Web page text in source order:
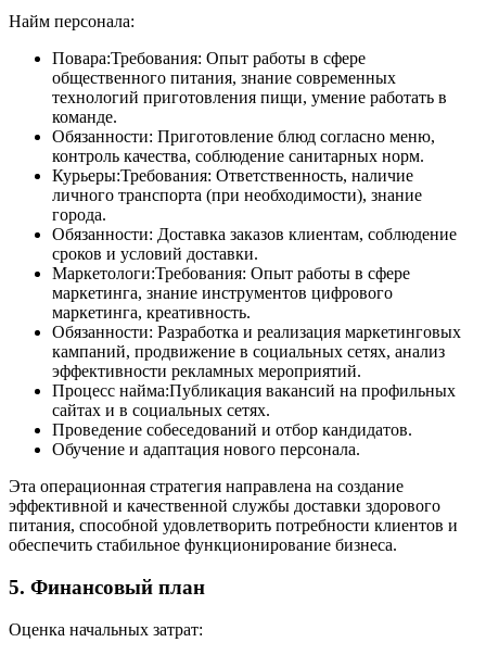
Найм персонала:
Повара:Требования: Опыт работы в сфере
общественного питания, знание современных
технологий приготовления пищи, умение работать в
команде.
Обязанности: Приготовление блюд согласно меню,
контроль качества, соблюдение санитарных норм.
Курьеры:Требования: Ответственность, наличие
личного транспорта (при необходимости), знание
города.
Обязанности: Доставка заказов клиентам, соблюдение
сроков и условий доставки.
Маркетологи:Требования: Опыт работы в сфере
маркетинга, знание инструментов цифрового
маркетинга, креативность.
Обязанности: Разработка и реализация маркетинговых
кампаний, продвижение в социальных сетях, анализ
эффективности рекламных мероприятий.
Процесс найма:Публикация вакансий на профильных
сайтах и в социальных сетях.
Проведение собеседований и отбор кандидатов.
Обучение и адаптация нового персонала.
Эта операционная стратегия направлена на создание
эффективной и качественной службы доставки здорового
питания, способной удовлетворить потребности клиентов и
обеспечить стабильное функционирование бизнеса.
5. Финансовый план
Оценка начальных затрат: